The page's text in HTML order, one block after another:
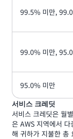
99.5% 미만,
99.0% 미만,
95.0% 미만
서비스 크레딧
서비스 크레딧은 월
은 AWS 지역에서
해 귀하가 지불한 총